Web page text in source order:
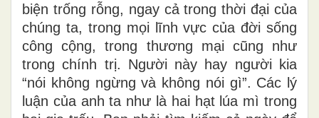
biện trống rỗng, ngay cả trong thời đại của
chúng ta, trong mọi lĩnh vực của đời sống
công cộng, trong thương mại cũng như
trong chính trị. Người này hay người kia
“nói không ngừng và không nói gì”. Các lý
luận của anh ta như là hai hạt lúa mì trong